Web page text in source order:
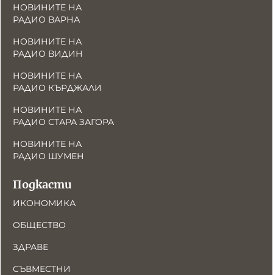
НОВИНИТЕ НА
РАДИО ВАРНА
НОВИНИТЕ НА
РАДИО ВИДИН
НОВИНИТЕ НА
РАДИО КЪРДЖАЛИ
НОВИНИТЕ НА
РАДИО СТАРА ЗАГОРА
НОВИНИТЕ НА
РАДИО ШУМЕН
Подкасти
ИКОНОМИКА
ОБЩЕСТВО
ЗДРАВЕ
СЪВМЕСТНИ